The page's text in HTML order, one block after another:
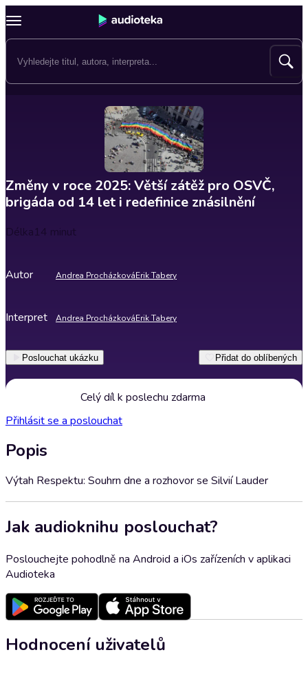
Změny v roce 2025: Větší zátěž pro OSVČ,
brigáda od 14 let i redefinice znásilnění
Délka14 minut
Autor Andrea ProcházkováErik Tabery
Interpret Andrea ProcházkováErik Tabery
Poslouchat ukázku Přidat do oblíbených
Celý díl k poslechu zdarma
Přihlásit se a poslouchat
Popis
Výtah Respektu: Souhrn dne a rozhovor se Silvií Lauder
Jak audioknihu poslouchat?
Poslouchejte pohodlně na Android a iOs zařízeních v aplikaci
Audioteka
Hodnocení uživatelů